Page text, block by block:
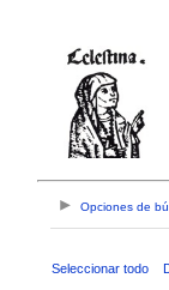
Opciones de
Seleccionar todo